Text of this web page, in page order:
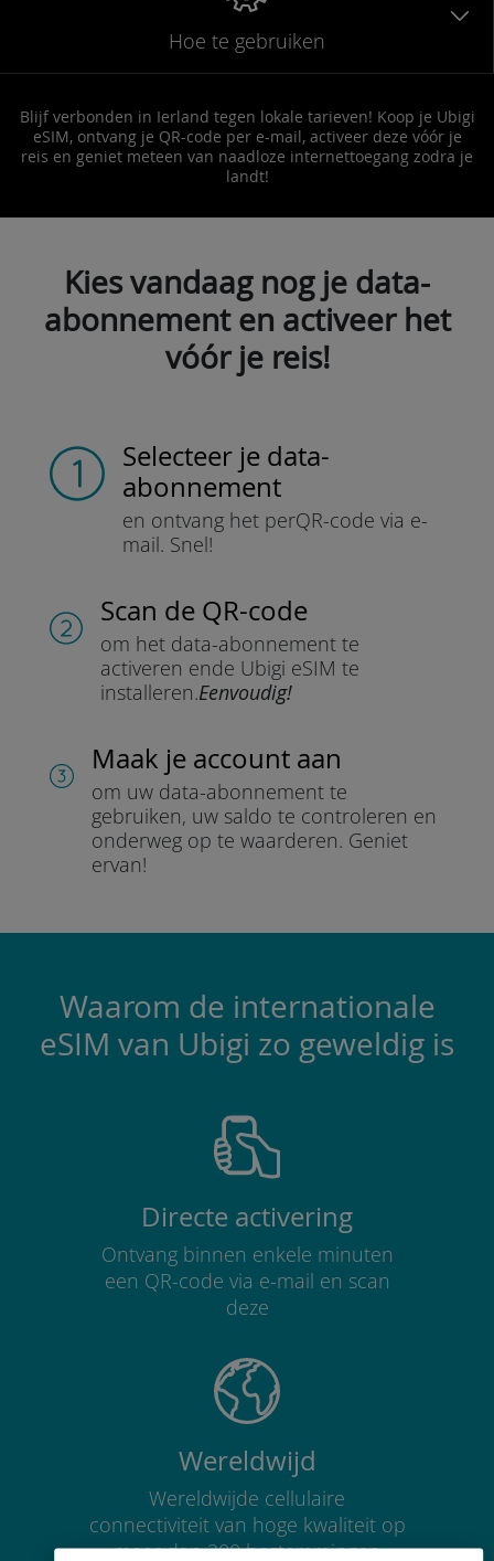
Hoe te gebruiken
Blijf verbonden in Ierland tegen lokale tarieven! Koop je Ubigi
eSIM, ontvang je QR-code per e-mail, activeer deze vóór je
reis en geniet meteen van naadloze internettoegang zodra je
landt!
Kies vandaag nog je data-
abonnement en activeer het
vóór je reis!
Selecteer je data-
abonnement
en ontvang het perQR-code via e-
mail. Snel!
Scan de QR-code
om het data-abonnement te
activeren ende Ubigi eSIM te
installeren.Eenvoudig!
Maak je account aan
om uw data-abonnement te
gebruiken, uw saldo te controleren en
onderweg op te waarderen. Geniet
ervan!
Waarom de internationale
eSIM van Ubigi zo geweldig is
Directe activering
Ontvang binnen enkele minuten
een QR-code via e-mail en scan
deze
Wereldwijd
Wereldwijde cellulaire
connectiviteit van hoge kwaliteit op
meer dan 200 bestemmingen